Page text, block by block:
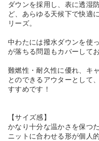
ダウンを採用し、表に透湿
ど、あらゆる天候下で快適
リーズ。
中わたには撥水ダウンを使
が落ちる問題もカバーして
難燃性・耐久性に優れ、キ
とのできるアウターとして
すすめです！
【サイズ感】
かなり十分な温かさを保つ
ニットに合わせる形が個人